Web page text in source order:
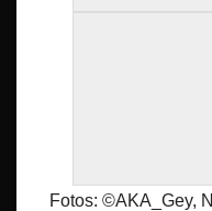
Fotos: ©AKA_Gey,